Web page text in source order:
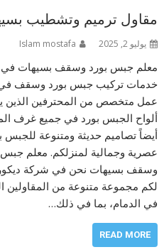
مقاول ترميم وتشطيب بسيهات
يوليو 2, 2025 Islam mostafa
معلم جبس بورد وسقف بسيهات في
خدمات تركيب جبس بورد وسقف في
عمل متخصص من المحترفين الذين
ألواح الجبس بورد في جميع غرف
أيضاً تصاميم حديثة ومتنوعة
عصرية وجمالية لمنزلكم. معلم
وسقف بسيهات نحن في شركة
لكم مجموعة متنوعة من
في الدمام، بما في ذلك…
READ MORE